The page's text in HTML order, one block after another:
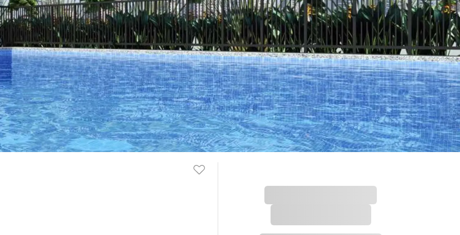
Perfil Verificado
Anunciar imóveis
Simulador de Financiamento
Encontre um corretor